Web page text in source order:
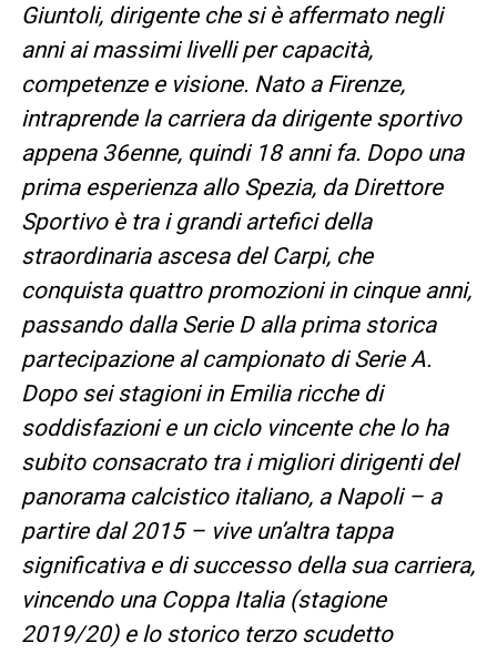
Giuntoli, dirigente che si è affermato negli
anni ai massimi livelli per capacità,
competenze e visione. Nato a Firenze,
intraprende la carriera da dirigente sportivo
appena 36enne, quindi 18 anni fa. Dopo una
prima esperienza allo Spezia, da Direttore
Sportivo è tra i grandi artefici della
straordinaria ascesa del Carpi, che
conquista quattro promozioni in cinque anni,
passando dalla Serie D alla prima storica
partecipazione al campionato di Serie A.
Dopo sei stagioni in Emilia ricche di
soddisfazioni e un ciclo vincente che lo ha
subito consacrato tra i migliori dirigenti del
panorama calcistico italiano, a Napoli – a
partire dal 2015 – vive un’altra tappa
significativa e di successo della sua carriera,
vincendo una Coppa Italia (stagione
2019/20) e lo storico terzo scudetto